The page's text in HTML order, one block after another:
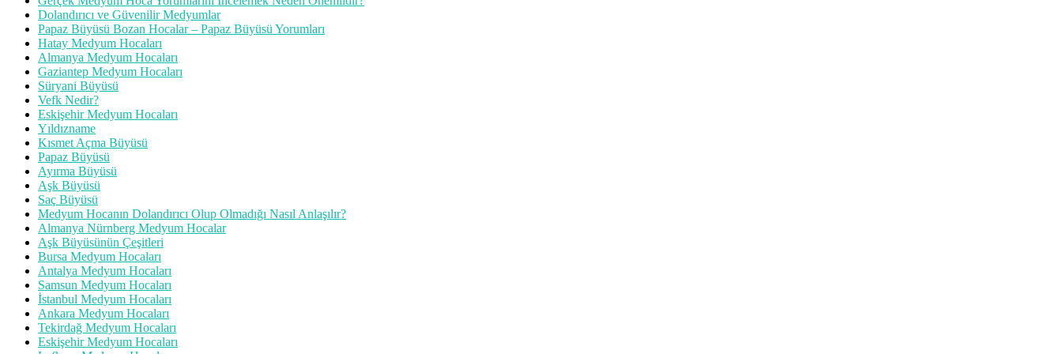
Dolandırıcı ve Güvenilir Medyumlar
Papaz Büyüsü Bozan Hocalar – Papaz Büyüsü Yorumları
Hatay Medyum Hocaları
Almanya Medyum Hocaları
Gaziantep Medyum Hocaları
Süryani Büyüsü
Vefk Nedir?
Eskişehir Medyum Hocaları
Yıldızname
Kısmet Açma Büyüsü
Papaz Büyüsü
Ayırma Büyüsü
Aşk Büyüsü
Saç Büyüsü
Medyum Hocanın Dolandırıcı Olup Olmadığı Nasıl Anlaşılır?
Almanya Nürnberg Medyum Hocalar
Aşk Büyüsünün Çeşitleri
Bursa Medyum Hocaları
Antalya Medyum Hocaları
Samsun Medyum Hocaları
İstanbul Medyum Hocaları
Ankara Medyum Hocaları
Tekirdağ Medyum Hocaları
Eskişehir Medyum Hocaları